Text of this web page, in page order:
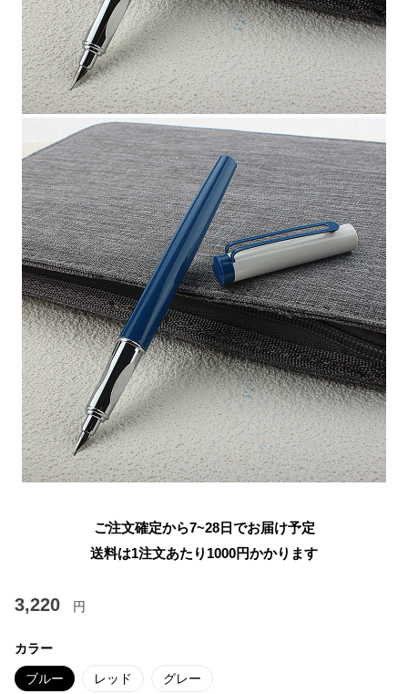
ご注文確定から7~28日でお届け予定
送料は1注文あたり 1000円かかります
3,220 円
カラー
ブルー レッド グレー